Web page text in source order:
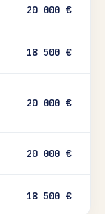
20 000 €
18 500 €
20 000 €
20 000 €
18 500 €